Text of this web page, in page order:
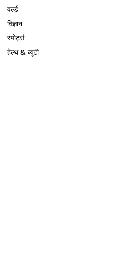
वर्ल्ड
विज्ञान
स्पोर्ट्स
हेल्थ & ब्यूटी